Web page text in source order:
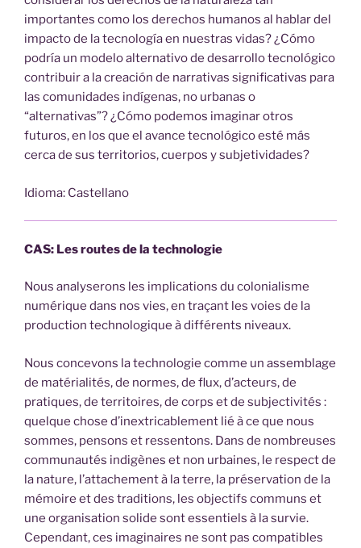
importantes como los derechos humanos al hablar del
impacto de la tecnología en nuestras vidas? ¿Cómo
podría un modelo alternativo de desarrollo tecnológico
contribuir a la creación de narrativas significativas para
las comunidades indígenas, no urbanas o
“alternativas”? ¿Cómo podemos imaginar otros
futuros, en los que el avance tecnológico esté más
cerca de sus territorios, cuerpos y subjetividades?
Idioma: Castellano
CAS: Les routes de la technologie
Nous analyserons les implications du colonialisme
numérique dans nos vies, en traçant les voies de la
production technologique à différents niveaux.
Nous concevons la technologie comme un assemblage
de matérialités, de normes, de flux, d’acteurs, de
pratiques, de territoires, de corps et de subjectivités :
quelque chose d’inextricablement lié à ce que nous
sommes, pensons et ressentons. Dans de nombreuses
communautés indigènes et non urbaines, le respect de
la nature, l’attachement à la terre, la préservation de la
mémoire et des traditions, les objectifs communs et
une organisation solide sont essentiels à la survie.
Cependant, ces imaginaires ne sont pas compatibles